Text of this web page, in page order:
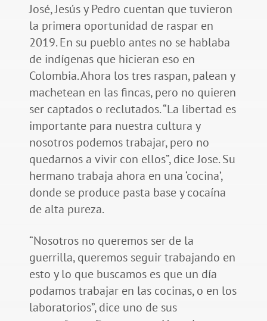
José, Jesús y Pedro cuentan que tuvieron
la primera oportunidad de raspar en
2019. En su pueblo antes no se hablaba
de indígenas que hicieran eso en
Colombia. Ahora los tres raspan, palean y
machetean en las fincas, pero no quieren
ser captados o reclutados. “La libertad es
importante para nuestra cultura y
nosotros podemos trabajar, pero no
quedarnos a vivir con ellos”, dice Jose. Su
hermano trabaja ahora en una ‘cocina’,
donde se produce pasta base y cocaína
de alta pureza.
“Nosotros no queremos ser de la
guerrilla, queremos seguir trabajando en
esto y lo que buscamos es que un día
podamos trabajar en las cocinas, o en los
laboratorios”, dice uno de sus